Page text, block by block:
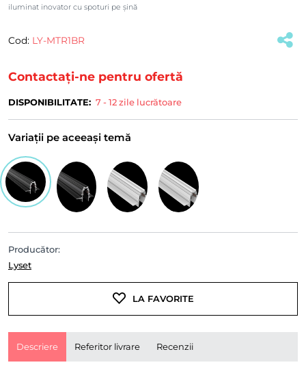
iluminat inovator cu spoturi pe șină
Cod: LY-MTR1BR
Contactați-ne pentru ofertă
DISPONIBILITATE: 7 - 12 zile lucrătoare
Variații pe aceeași temă
Producător:
Lyset
LA FAVORITE
Descriere Referitor livrare Recenzii